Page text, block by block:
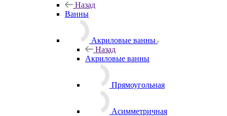
Назад
Ванны
Акриловые ванны
Назад
Акриловые ванны
Прямоугольная
Асимметричная